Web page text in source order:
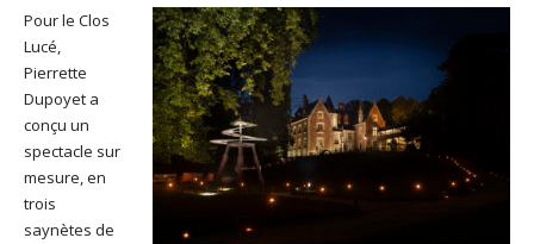
Pour le Clos
Lucé,
Pierrette
Dupoyet a
conçu un
spectacle sur
mesure, en
trois
saynètes de